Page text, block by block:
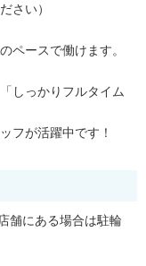
さい）
ペースで働けます。
しっかりフルタイム
フが活躍中です！
舗にある場合は駐輪